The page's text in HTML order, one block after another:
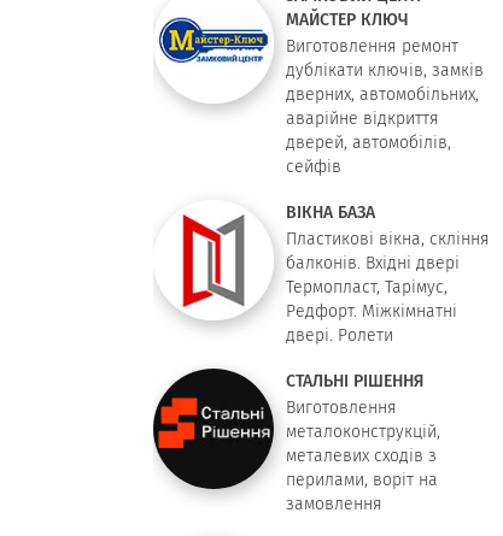
МАЙСТЕР КЛЮЧ
Виготовлення ремонт
дублікати ключів, замків
дверних, автомобільних,
аварійне відкриття
дверей, автомобілів,
сейфів
ВІКНА БАЗА
Пластикові вікна, скління
балконів. Вхідні двері
Термопласт, Тарімус,
Редфорт. Міжкімнатні
двері. Ролети
СТАЛЬНІ РІШЕННЯ
Виготовлення
металоконструкцій,
металевих сходів з
перилами, воріт на
замовлення